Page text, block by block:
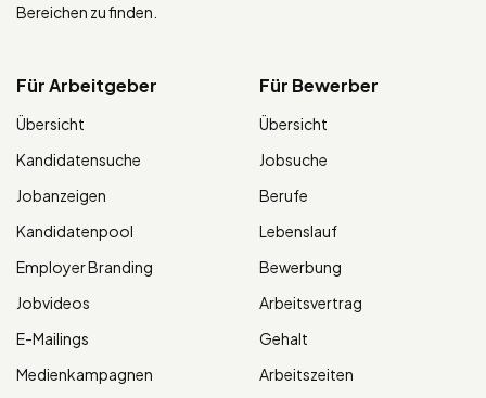
Bereichen zu finden.
Für Arbeitgeber
Übersicht
Kandidatensuche
Jobanzeigen
Kandidatenpool
Employer Branding
Jobvideos
E-Mailings
Medienkampagnen
Für Bewerber
Übersicht
Jobsuche
Berufe
Lebenslauf
Bewerbung
Arbeitsvertrag
Gehalt
Arbeitszeiten